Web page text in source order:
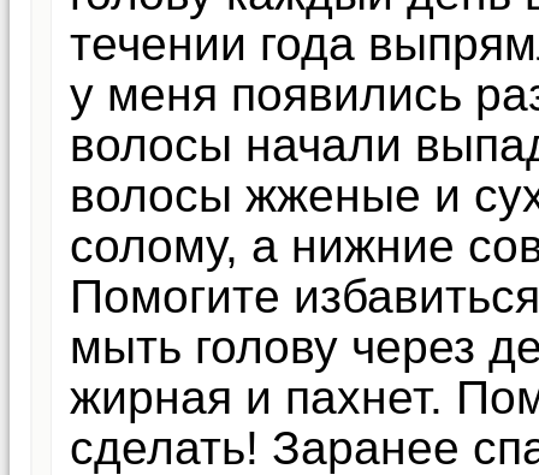
течении года
у меня появились
волосы начали
волосы жженые и
солому, а нижние
Помогите
мыть голову через
жирная и пахнет.
сделать! Заранее